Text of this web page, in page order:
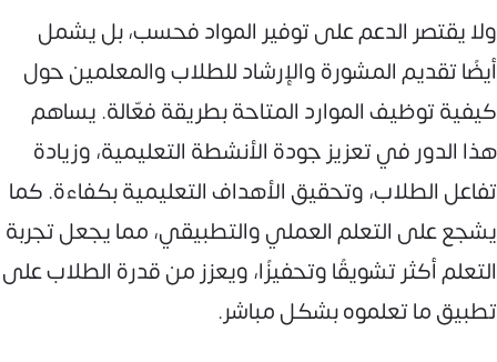
ولا يقتصر الدعم على توفير المواد فحسب، بل يشمل
أيضًا تقديم المشورة والإرشاد للطلاب والمعلمين حول
كيفية توظيف الموارد المتاحة بطريقة فعّالة. يساهم
هذا الدور في تعزيز جودة الأنشطة التعليمية، وزيادة
تفاعل الطلاب، وتحقيق الأهداف التعليمية بكفاءة. كما
يشجع على التعلم العملي والتطبيقي، مما يجعل تجربة
التعلم أكثر تشويقًا وتحفيزًا، ويعزز من قدرة الطلاب على
تطبيق ما تعلموه بشكل مباشر.